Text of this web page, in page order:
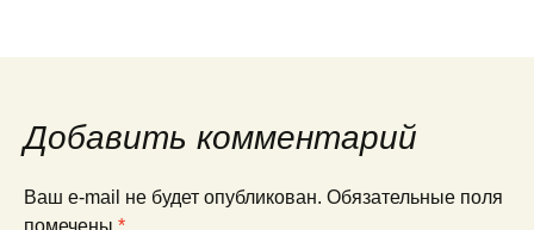
Добавить комментарий
Ваш e-mail не будет опубликован. Обязательные поля
помечены *